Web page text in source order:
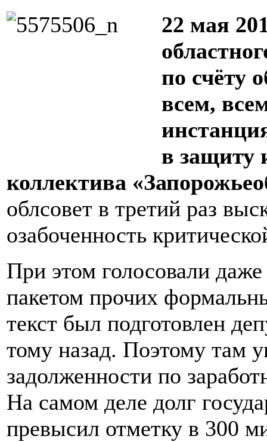
22 мая
по счёту
всем,
в защиту
коллектива
облсовет в третий раз
озабоченность
При этом голосовали
пакетом прочих
текст был подготовлен
тому назад. Поэтому там
задолженности по
На самом деле долг
превысил отметку в 300